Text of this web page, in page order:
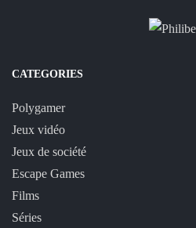
CATEGORIES
Polygamer
Jeux vidéo
Jeux de société
Escape Games
Films
Séries